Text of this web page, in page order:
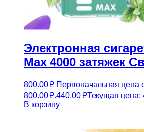
Электронная
Max 4000 затяжек
800.00₽ Первоначальная цена
800.00 ₽.440.00 ₽Текущая цена:
В корзину